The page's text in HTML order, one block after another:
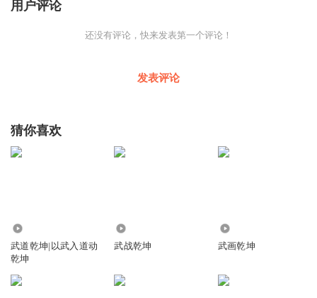
用户评论
还没有评论，快来发表第一个评论！
发表评论
猜你喜欢
武道乾坤|以武入道动
乾坤
武战乾坤 武画乾坤